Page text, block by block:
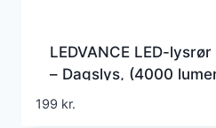
LEDVANCE LED-
– Dagslys, (4000
(=Erstatter 54w), 230
199 kr.